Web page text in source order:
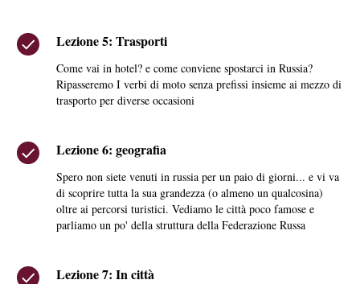
Lezione 5: Trasporti
Come vai in hotel? e come conviene spostarci in Russia?
Ripasseremo I verbi di moto senza prefissi insieme ai mezzo di
trasporto per diverse occasioni
Lezione 6: geografia
Spero non siete venuti in russia per un paio di giorni... e vi va
di scoprire tutta la sua grandezza (o almeno un qualcosina)
oltre ai percorsi turistici. Vediamo le città poco famose e
parliamo un po' della struttura della Federazione Russa
Lezione 7: In città